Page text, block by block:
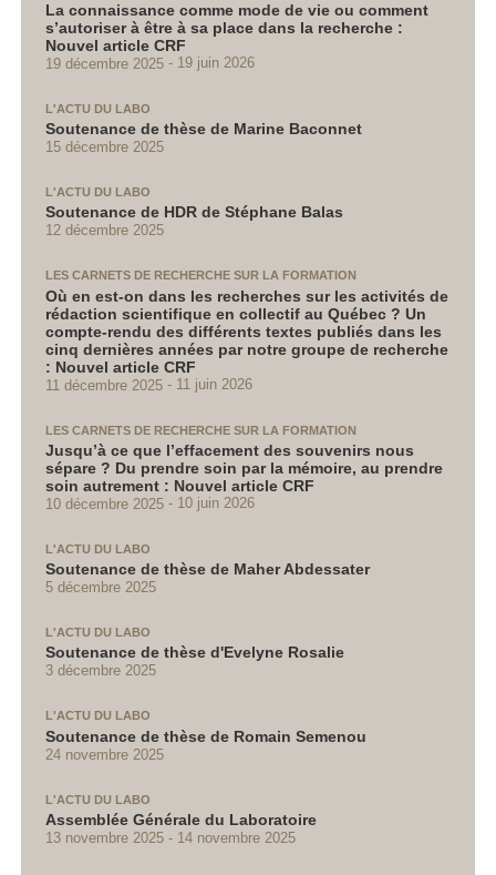
La connaissance comme mode de vie ou comment
s’autoriser à être à sa place dans la recherche :
Nouvel article CRF
19 décembre 2025 19 juin 2026
L'ACTU DU LABO
Soutenance de thèse de Marine Baconnet
15 décembre 2025
L'ACTU DU LABO
Soutenance de HDR de Stéphane Balas
12 décembre 2025
LES CARNETS DE RECHERCHE SUR LA FORMATION
Où en est-on dans les recherches sur les activités de
rédaction scientifique en collectif au Québec ? Un
compte-rendu des différents textes publiés dans les
cinq dernières années par notre groupe de recherche
: Nouvel article CRF
11 décembre 2025 11 juin 2026
LES CARNETS DE RECHERCHE SUR LA FORMATION
Jusqu’à ce que l’effacement des souvenirs nous
sépare ? Du prendre soin par la mémoire, au prendre
soin autrement : Nouvel article CRF
10 décembre 2025 10 juin 2026
L'ACTU DU LABO
Soutenance de thèse de Maher Abdessater
5 décembre 2025
L'ACTU DU LABO
Soutenance de thèse d'Evelyne Rosalie
3 décembre 2025
L'ACTU DU LABO
Soutenance de thèse de Romain Semenou
24 novembre 2025
L'ACTU DU LABO
Assemblée Générale du Laboratoire
13 novembre 2025 14 novembre 2025